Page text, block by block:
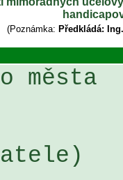
(Poznámka: Předkládá:
města